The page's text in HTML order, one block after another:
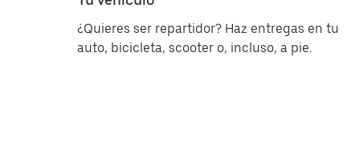
¿Quieres ser repartidor? Haz entregas en tu
auto, bicicleta, scooter o, incluso, a pie.